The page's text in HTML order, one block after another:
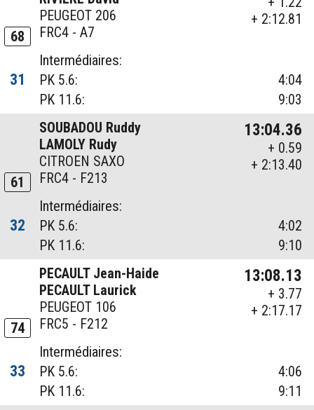
68
PEUGEOT 206
FRC4 - A7
+ 2:12.81
31
Intermédiaires:
PK 5.6:
4:04
PK 11.6:
9:03
61
SOUBADOU Ruddy
LAMOLY Rudy
CITROEN SAXO
FRC4 - F213
13:04.36
+ 0.59
+ 2:13.40
32
Intermédiaires:
PK 5.6:
4:02
PK 11.6:
9:10
74
PECAULT Jean-Haide
PECAULT Laurick
PEUGEOT 106
FRC5 - F212
13:08.13
+ 3.77
+ 2:17.17
33
Intermédiaires:
PK 5.6:
4:06
PK 11.6:
9:11